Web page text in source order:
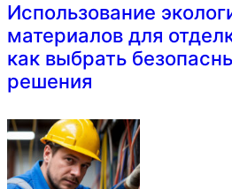
Использование
материалов для
как выбрать
решения